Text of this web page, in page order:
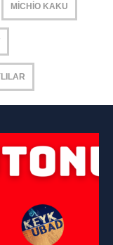
MICHIO KAKU